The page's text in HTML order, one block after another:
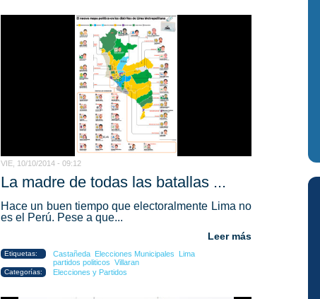
VIE, 10/10/2014 - 09:12
La madre de todas las batallas ...
Hace un buen tiempo que electoralmente Lima no
es el Perú. Pese a que...
Leer más
Etiquetas: Castañeda Elecciones Municipales
Lima
partidos politicos Villaran
Categorías: Elecciones y Partidos